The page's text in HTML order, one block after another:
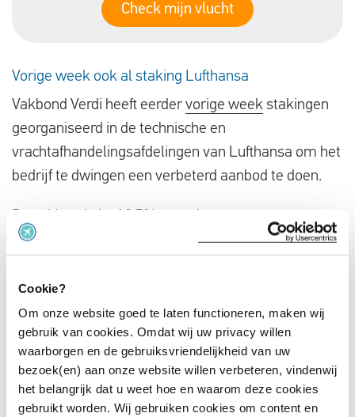
Cookie?
Om onze website goed te laten functioneren, maken wij
gebruik van cookies. Omdat wij uw privacy willen
waarborgen en de gebruiksvriendelijkheid van uw
bezoek(en) aan onze website willen verbeteren, vindenwij
het belangrijk dat u weet hoe en waarom deze cookies
gebruikt worden. Wij gebruiken cookies om content en
Check mijn vlucht
Vorige week ook al staking Lufthansa
Vakbond Verdi heeft eerder vorige week stakingen
georganiseerd in de technische en
vrachtafhandelingsafdelingen van Lufthansa om het
bedrijf te dwingen een verbeterd aanbod te doen.
inflatiecompensatiebonus voor één jaar.
onderhandelingsronde staat gepland voor 13 en 14
maart. Verdi heeft aangegeven alleen bereid te zijn
eerder te onderhandelen als er een verbeterd
aanbod wordt gedaan.